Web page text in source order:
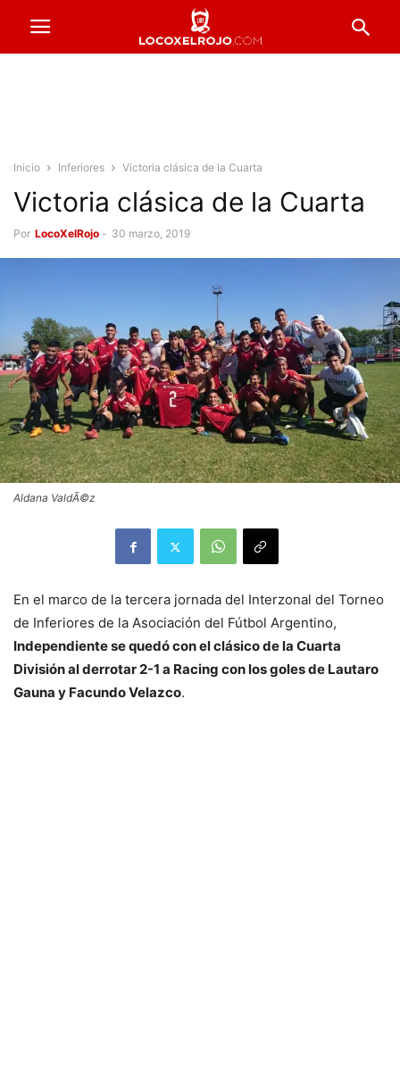
Inicio Inferiores Victoria clásica de la Cuarta
Victoria clásica de la Cuarta
Por LocoXelRojo - 30 marzo, 2019
Aldana ValdÃ©z
En el marco de la tercera jornada del Interzonal del Torneo
de Inferiores de la Asociación del Fútbol Argentino,
Independiente se quedó con el clásico de la Cuarta
División al derrotar 2-1 a Racing con los goles de Lautaro
Gauna y Facundo Velazco.